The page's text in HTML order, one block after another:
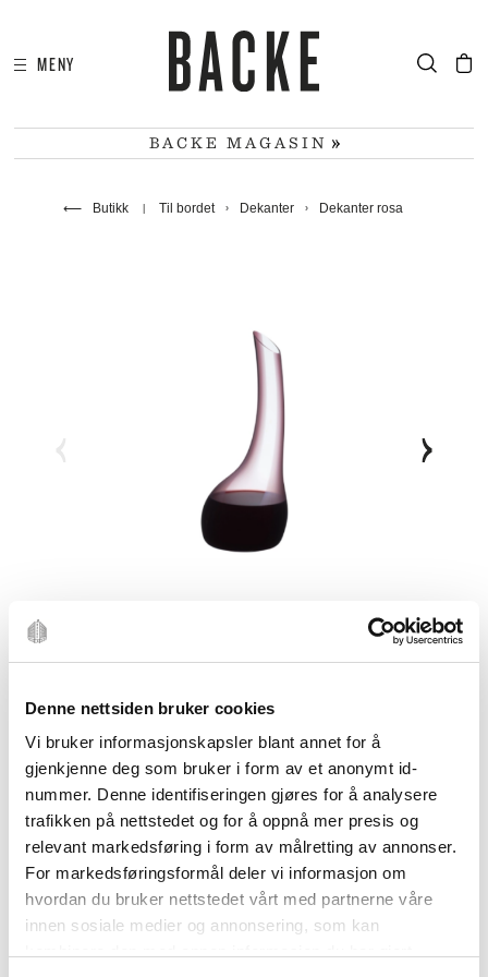
Denne nettsiden bruker cookies
Vi bruker informasjonskapsler blant annet for å
gjenkjenne deg som bruker i form av et anonymt id-
nummer. Denne identifiseringen gjøres for å analysere
trafikken på nettstedet og for å oppnå mer presis og
relevant markedsføring i form av målretting av annonser.
For markedsføringsformål deler vi informasjon om
hvordan du bruker nettstedet vårt med partnerne våre
innen sosiale medier og annonsering, som kan
MENY
BACKE MAGASIN
⟵ Butikk Til bordet Dekanter Dekanter rosa
CORNETTO CONFETTI
RIEDEL